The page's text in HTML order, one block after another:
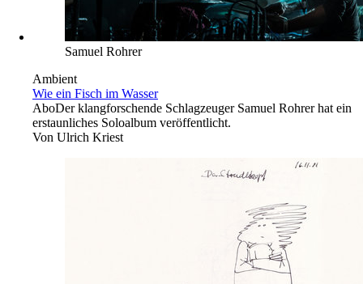
Samuel Rohrer
Ambient
Wie ein Fisch im Wasser
AboDer klangforschende Schlagzeuger Samuel Rohrer hat ein
erstaunliches Soloalbum veröffentlicht.
Von Ulrich Kriest